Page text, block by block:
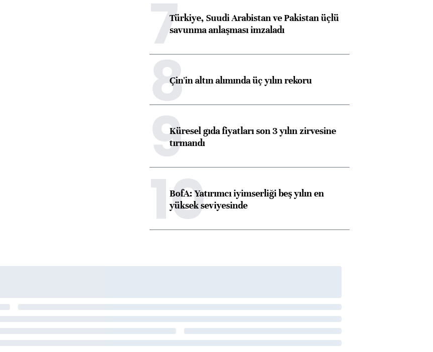
7Türkiye, Suudi Arabistan ve Pakistan üçlü
savunma anlaşması imzaladı
8Çin'in altın alımında üç yılın rekoru
9Küresel gıda fiyatları son 3 yılın zirvesine
tırmandı
10
BofA: Yatırımcı iyimserliği beş yılın en
yüksek seviyesinde